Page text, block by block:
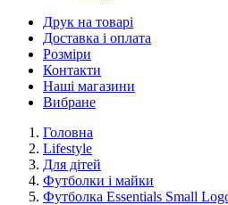
Друк на товарі
Доставка і оплата
Розміри
Контакти
Наші магазини
Вибране
Головна
Lifestyle
Для дітей
Футболки і майки
Футболка Essentials Small